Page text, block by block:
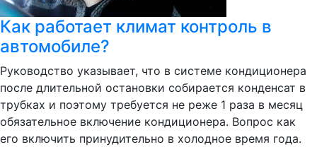
Как работает климат контроль в
автомобиле?
Руководство указывает, что в системе кондиционера
после длительной остановки собирается конденсат в
трубках и поэтому требуется не реже 1 раза в месяц
обязательное включение кондиционера. Вопрос как
его включить принудительно в холодное время года.